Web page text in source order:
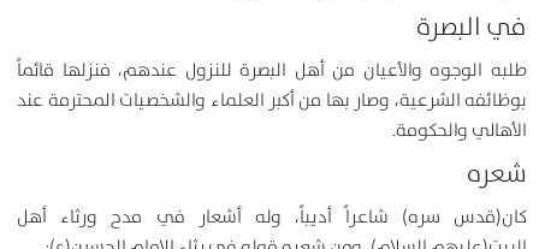
في البصرة
طلبه الوجوه والأعيان من أهل البصرة للنزول عندهم، فنزلها قائماً
بوظائفه الشرعية، وصار بها من أكبر العلماء والشخصيات المحترمة عند
الأهالي والحكومة.
شعره
كان(قدس سره) شاعراً أديباً، وله أشعار في مدح ورثاء أهل